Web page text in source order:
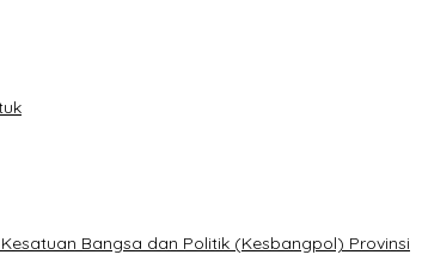
Bangsa dan Politik (Kesbangpol) Provinsi